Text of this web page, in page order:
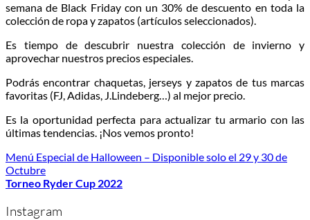
semana de Black Friday con un 30% de descuento en toda la
colección de ropa y zapatos (artículos seleccionados).
Es tiempo de descubrir nuestra colección de invierno y
aprovechar nuestros precios especiales.
Podrás encontrar chaquetas, jerseys y zapatos de tus marcas
favoritas (FJ, Adidas, J.Lindeberg…) al mejor precio.
Es la oportunidad perfecta para actualizar tu armario con las
últimas tendencias. ¡Nos vemos pronto!
Menú Especial de Halloween – Disponible solo el 29 y 30 de
Octubre
Torneo Ryder Cup 2022
Instagram